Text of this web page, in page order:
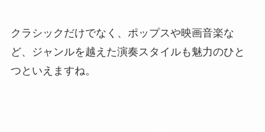
クラシックだけでなく、ポップスや映画音楽な
ど、ジャンルを越えた演奏スタイルも魅力のひと
つといえますね。